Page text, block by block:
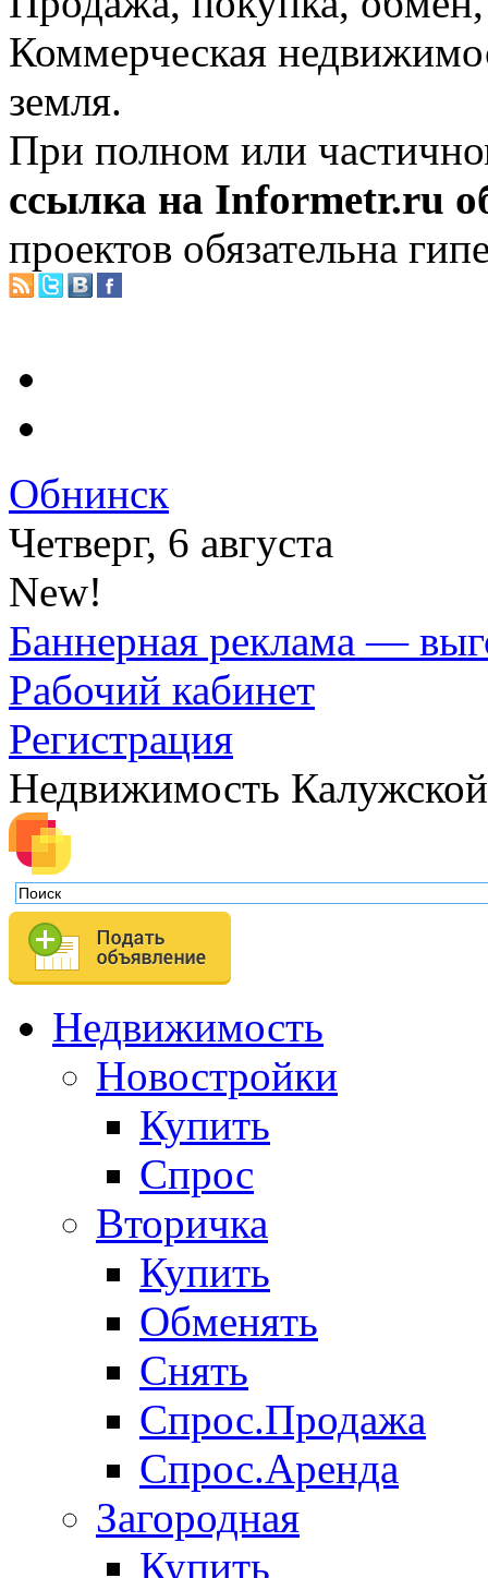
Коммерческая
земля.
При полном или
ссылка на Informetr.ru
проектов обязательна
Обнинск
Четверг, 6 августа
New!
Баннерная реклама —
Рабочий кабинет
Регистрация
Недвижимость
Недвижимость
Новостройки
Купить
Спрос
Вторичка
Купить
Обменять
Снять
Спрос.Продажа
Спрос.Аренда
Загородная
Купить